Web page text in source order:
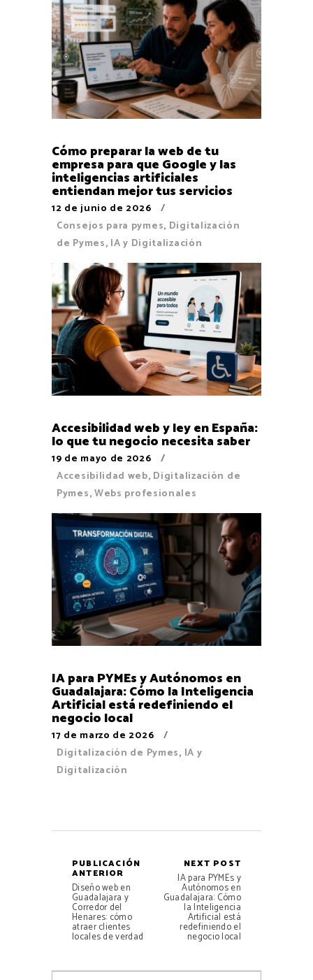
Cómo preparar la web de tu
empresa para que Google y las
inteligencias artificiales
entiendan mejor tus servicios
12 de junio de 2026
Consejos para pymes, Digitalización
de Pymes, IA y Digitalización
Accesibilidad web y ley en España:
lo que tu negocio necesita saber
19 de mayo de 2026
Accesibilidad web, Digitalización de
Pymes,Webs profesionales
IA para PYMEs y Autónomos en
Guadalajara: Cómo la Inteligencia
Artificial está redefiniendo el
negocio local
17 de marzo de 2026
Digitalización de Pymes, IA y
Digitalización
PUBLICACIÓN
ANTERIOR
Diseño web en
Guadalajara y
Corredor del
Henares: cómo
atraer clientes
locales de verdad
NEXT POST
IA para PYMEs y
Autónomos en
Guadalajara: Cómo
la Inteligencia
Artificial está
redefiniendo el
negocio local